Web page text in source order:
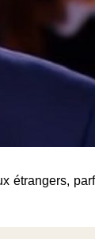
étrangers,